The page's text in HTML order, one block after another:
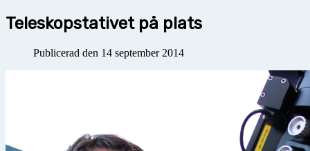
Teleskopstativet på plats
Publicerad den 14 september 2014